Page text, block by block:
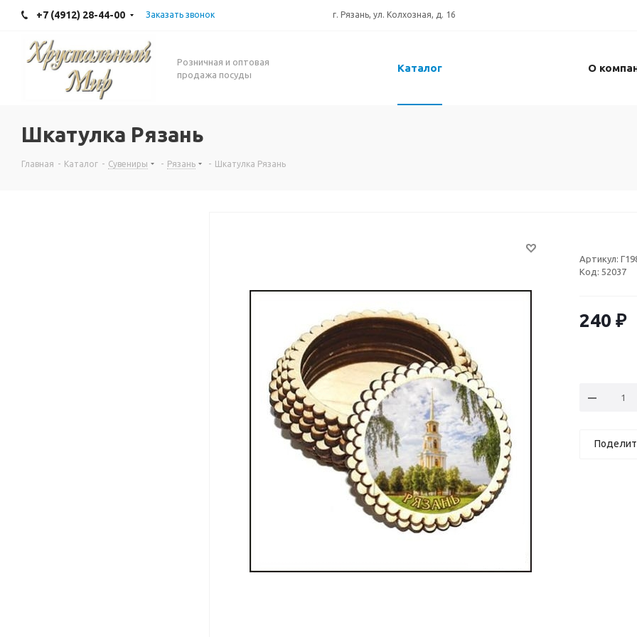
+7 (4912) 28-44-00 Заказать звонок г. Рязань, ул. Колхозная, д. 16
Розничная и оптовая
продажа посуды
Каталог О
Шкатулка Рязань
Главная - Каталог - Сувениры - Рязань - Шкатулка Рязань
Артикул:
Код: 52037
240 ₽